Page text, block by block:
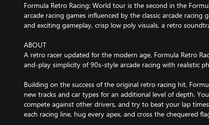
Formula Retro Racing: World tour is the second in the
arcade racing games influenced by the classic arcade racing
and exciting gameplay, crisp low poly visuals, a retro
ABOUT
A retro racer updated for the modern age, Formula Retro
and-play simplicity of 90s-style arcade racing with realistic
Building on the success of the original retro racing hit,
new tracks and car types for an additional level of depth.
compete against other drivers, and try to beat your lap
each racing line, hug every apex, and cross the chequered